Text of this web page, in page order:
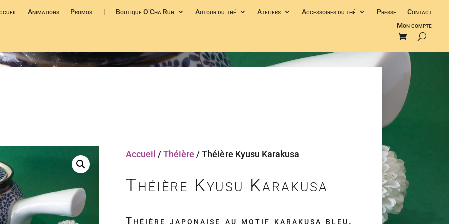
Animations Promos | Boutique O’Cha Run Autour du thé Ateliers Accessoires du thé Presse
Contact
Mon compte
Accueil /Théière / Théière Kyusu Karakusa
Théière Kyusu Karakusa
Théière japonaise au motif karakusa bleu,